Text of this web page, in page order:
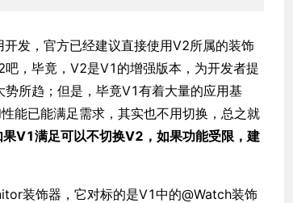
发，官方已经建议直接使用V2所属的装饰
，毕竟，V2是V1的增强版本，为开发者提
所趋；但是，毕竟V1有着大量的应用基
能已能满足需求，其实也不用切换，总之就
V1满足可以不切换V2，如果功能受限，建
装饰器，它对标的是V1中的@Watch装饰